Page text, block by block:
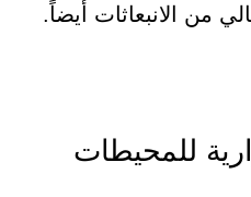
من الانبعاثات أيضاً.
للمحيطات